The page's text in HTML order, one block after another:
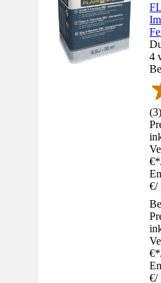
4
(3)
€*
€/
€*
€/